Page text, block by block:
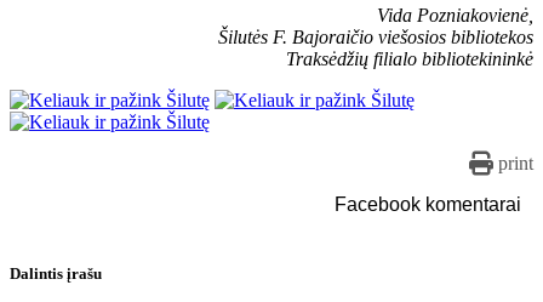
Vida Pozniakovienė,
Šilutės F. Bajoraičio viešosios bibliotekos
Traksėdžių filialo bibliotekininkė
print
Facebook komentarai
Dalintis įrašu